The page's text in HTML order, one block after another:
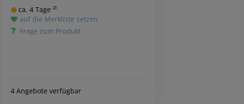
ca. 4 Tage ²⁾
auf die Merkliste setzen
Frage zum Produkt
4 Angebote verfügbar